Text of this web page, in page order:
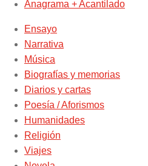
Anagrama + Acantilado
Ensayo
Narrativa
Música
Biografías y memorias
Diarios y cartas
Poesía / Aforismos
Humanidades
Religión
Viajes